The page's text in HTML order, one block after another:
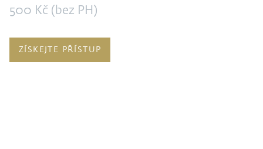
500 Kč (bez PH)
ZÍSKEJTE PŘÍSTUP